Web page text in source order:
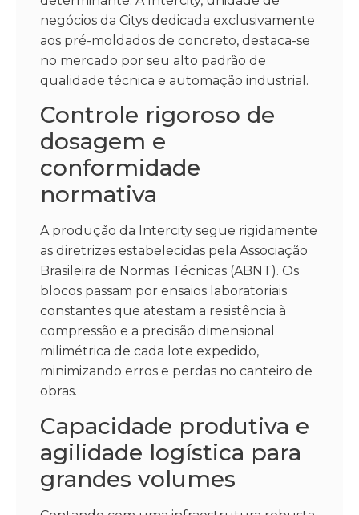
negócios da Citys dedicada exclusivamente
aos pré-moldados de concreto, destaca-se
no mercado por seu alto padrão de
qualidade técnica e automação industrial.
Controle rigoroso de
dosagem e
conformidade
normativa
A produção da Intercity segue rigidamente
as diretrizes estabelecidas pela Associação
Brasileira de Normas Técnicas (ABNT). Os
blocos passam por ensaios laboratoriais
constantes que atestam a resistência à
compressão e a precisão dimensional
milimétrica de cada lote expedido,
minimizando erros e perdas no canteiro de
obras.
Capacidade produtiva e
agilidade logística para
grandes volumes